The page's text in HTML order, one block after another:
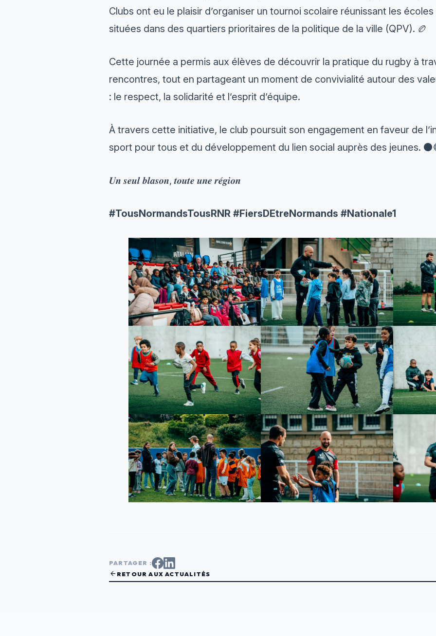
Clubs ont eu le plaisir d’organiser un tournoi scolaire réunissant les
situées dans des quartiers prioritaires de la politique de la ville (QPV). 🏉
Cette journée a permis aux élèves de découvrir la pratique du rugby à
rencontres, tout en partageant un moment de convivialité autour des
: le respect, la solidarité et l’esprit d’équipe.
À travers cette initiative, le club poursuit son engagement en faveur de
sport pour tous et du développement du lien social auprès des jeunes.
𝑼𝒏 𝒔𝒆𝒖𝒍 𝒃𝒍𝒂𝒔𝒐𝒏, 𝒕𝒐𝒖𝒕𝒆 𝒖𝒏𝒆 𝒓𝒆́𝒈𝒊𝒐𝒏
#TousNormandsTousRNR #FiersDEtreNormands #Nationale1
PARTAGER :
arrow_back RETOUR AUX ACTUALITÉS